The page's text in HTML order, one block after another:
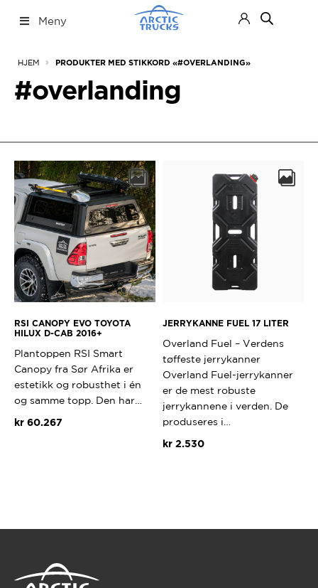
til
til
Meny
HJEM PRODUKTER MED STIKKORD «#OVERLANDING»
#overlanding
RSI CANOPY EVO TOYOTA
HILUX D-CAB 2016+
Plantoppen RSI Smart
Canopy fra Sør Afrika er
estetikk og robusthet i én
og samme topp. Den har…
kr60.267
JERRYKANNE FUEL 17 LITER
Overland Fuel – Verdens
tøffeste jerrykanner
Overland Fuel-jerrykanner
er de mest robuste
jerrykannene i verden. De
produseres i…
kr 2.530